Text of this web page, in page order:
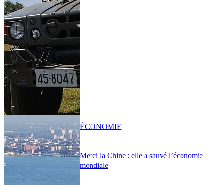
Merci la Chine : elle a sauvé l’économie
mondiale
ÉCONOMIE